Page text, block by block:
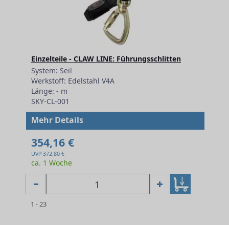
Einzelteile - CLAW LINE: Führungsschlitten
System: Seil
Werkstoff: Edelstahl V4A
Länge: - m
SKY-CL-001
Mehr Details
354,16 €
UVP 372.80 €
ca. 1 Woche
1 - 23